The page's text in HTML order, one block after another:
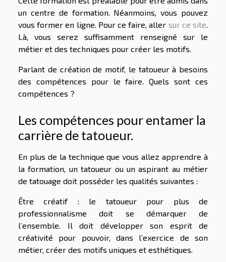
un centre de formation. Néanmoins, vous pouvez
vous former en ligne. Pour ce faire, aller sur ce site.
Là, vous serez suffisamment renseigné sur le
métier et des techniques pour créer les motifs.
Parlant de création de motif, le tatoueur à besoins
des compétences pour le faire. Quels sont ces
compétences ?
Les compétences pour entamer la
carrière de tatoueur.
En plus de la technique que vous allez apprendre à
la formation, un tatoueur ou un aspirant au métier
de tatouage doit posséder les qualités suivantes :
Être créatif : le tatoueur pour plus de
professionnalisme doit se démarquer de
l’ensemble. Il doit développer son esprit de
créativité pour pouvoir, dans l’exercice de son
métier, créer des motifs uniques et esthétiques.